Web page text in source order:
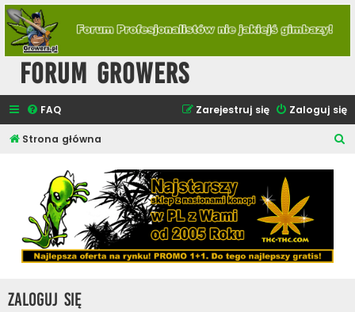
Forum Growers
FAQ Zaloguj się
Zarejestruj się
Strona główna
Zaloguj się